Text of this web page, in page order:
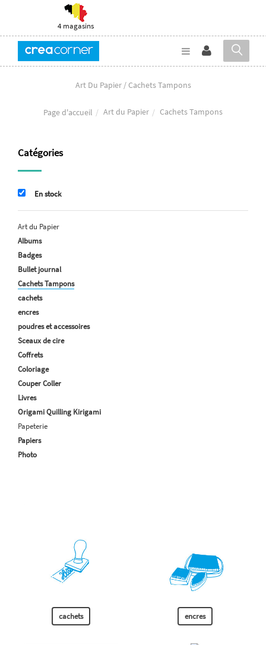
4 magasins
Art Du Papier / Cachets Tampons
Page d'accueil Art du Papier Cachets Tampons
Catégories
En stock
Art du Papier
Albums
Badges
Bullet journal
Cachets Tampons
cachets
encres
poudres et accessoires
Sceaux de cire
Coffrets
Coloriage
Couper Coller
Livres
Origami Quilling Kirigami
Papeterie
Papiers
Photo
cachets encres